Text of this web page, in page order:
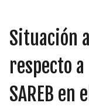
Situación
respecto
SAREB